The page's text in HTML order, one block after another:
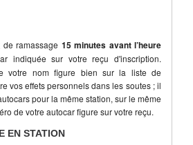
ramassage 15 minutes avant l’heure
indiquée sur votre reçu d'inscription.
votre nom figure bien sur la liste de
vos effets personnels dans les soutes ; il
pour la même station, sur le même
de votre autocar figure sur votre reçu.
EN STATION